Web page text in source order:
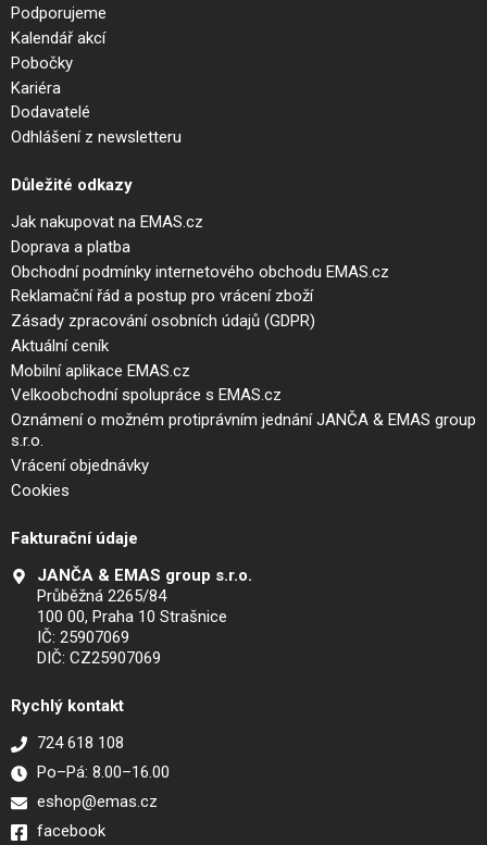
Podporujeme
Kalendář akcí
Pobočky
Kariéra
Dodavatelé
Odhlášení z newsletteru
Důležité odkazy
Jak nakupovat na EMAS.cz
Doprava a platba
Obchodní podmínky internetového obchodu EMAS.cz
Reklamační řád a postup pro vrácení zboží
Zásady zpracování osobních údajů (GDPR)
Aktuální ceník
Mobilní aplikace EMAS.cz
Velkoobchodní spolupráce s EMAS.cz
Oznámení o možném protiprávním jednání JANČA & EMAS group
s.r.o.
Vrácení objednávky
Cookies
Fakturační údaje
JANČA & EMAS group s.r.o.
Průběžná 2265/84
100 00, Praha 10 Strašnice
IČ: 25907069
DIČ: CZ25907069
Rychlý kontakt
724 618 108
Po–Pá: 8.00–16.00
eshop@emas.cz
facebook